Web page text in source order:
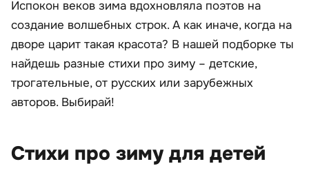
Испокон веков зима вдохновляла поэтов на
создание волшебных строк. А как иначе, когда на
дворе царит такая красота? В нашей подборке ты
найдешь разные стихи про зиму – детские,
трогательные, от русских или зарубежных
авторов. Выбирай!
Стихи про зиму для детей